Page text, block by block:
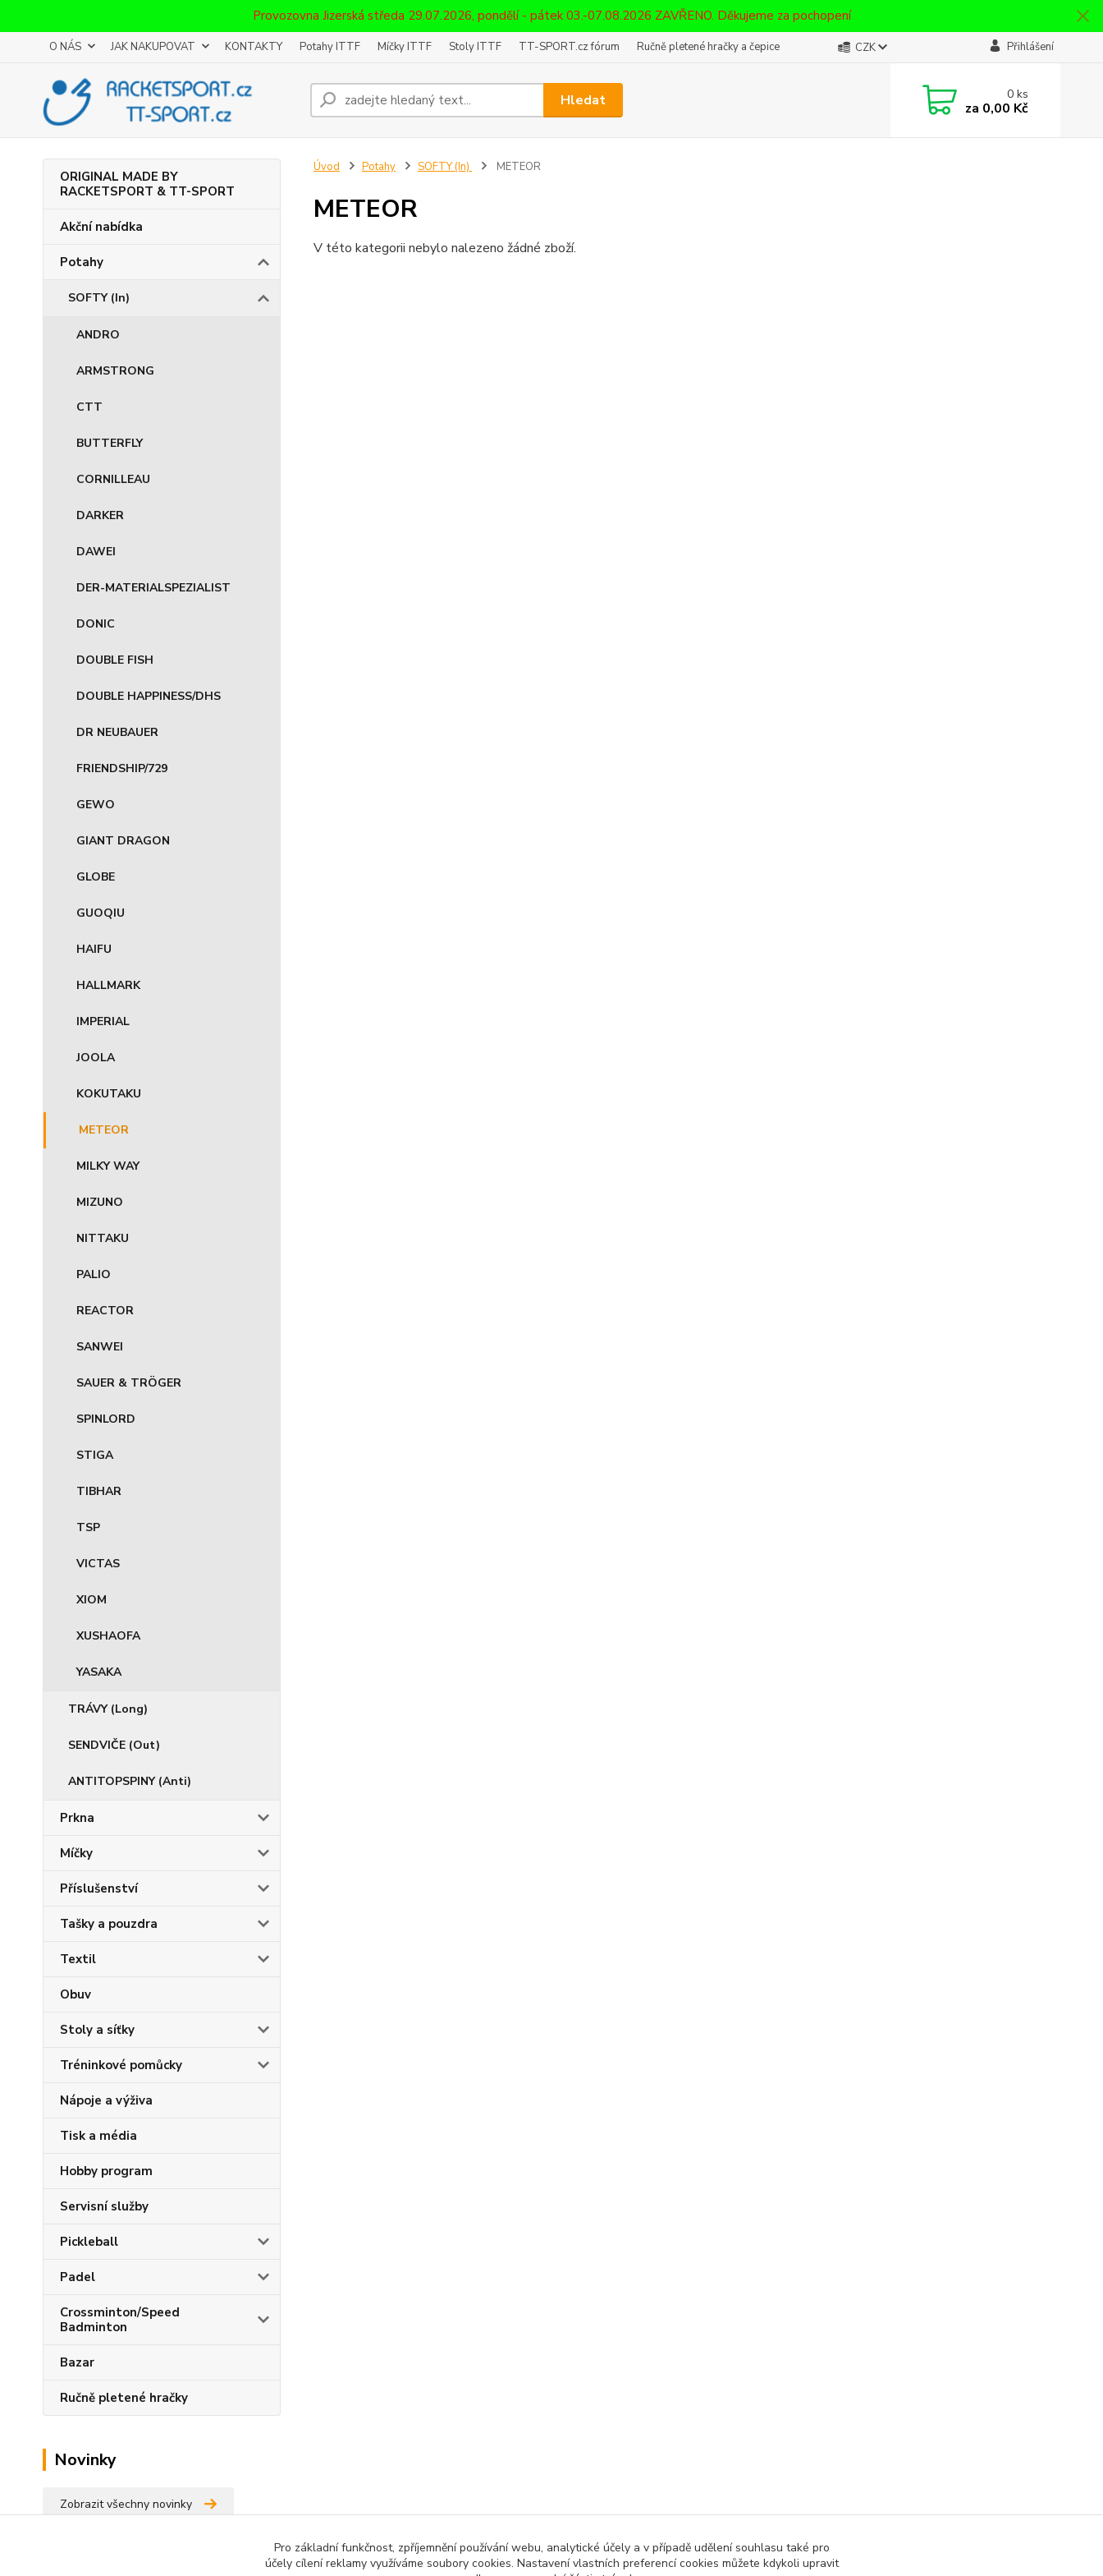
Provozovna Jizerská středa 29.07.2026, pondělí - pátek 03.-07.08.2026 ZAVŘENO. Děkujeme za pochopení
O NÁS JAK NAKUPOVAT KONTAKTY Potahy ITTF Míčky ITTF Stoly ITTF TT-SPORT.cz fórum Ručně pletené hračky a čepice CZK Přihlášení
Hledat 0ks
za 0,00 Kč
ORIGINAL MADE BY
RACKETSPORT & TT-SPORT
Akční nabídka
Potahy
SOFTY (In)
ANDRO
ARMSTRONG
CTT
BUTTERFLY
CORNILLEAU
DARKER
DAWEI
DER-MATERIALSPEZIALIST
DONIC
DOUBLE FISH
DOUBLE HAPPINESS/DHS
DR NEUBAUER
FRIENDSHIP/729
GEWO
GIANT DRAGON
GLOBE
GUOQIU
HAIFU
HALLMARK
IMPERIAL
JOOLA
KOKUTAKU
METEOR
MILKY WAY
MIZUNO
NITTAKU
PALIO
REACTOR
SANWEI
SAUER & TRÖGER
SPINLORD
STIGA
TIBHAR
TSP
VICTAS
XIOM
XUSHAOFA
YASAKA
TRÁVY (Long)
SENDVIČE (Out)
ANTITOPSPINY (Anti)
Prkna
Míčky
Příslušenství
Tašky a pouzdra
Textil
Obuv
Stoly a síťky
Tréninkové pomůcky
Nápoje a výživa
Tisk a média
Hobby program
Servisní služby
Pickleball
Padel
Crossminton/Speed
Badminton
Bazar
Ručně pletené hračky
Novinky
Zobrazit všechny novinky
Úvod Potahy SOFTY (In) METEOR
METEOR
V této kategorii nebylo nalezeno žádné zboží.
Pro základní funkčnost, zpříjemnění používání webu, analytické účely a v případě udělení souhlasu také pro
účely cílení reklamy využíváme soubory cookies. Nastavení vlastních preferencí cookies můžete kdykoli upravit